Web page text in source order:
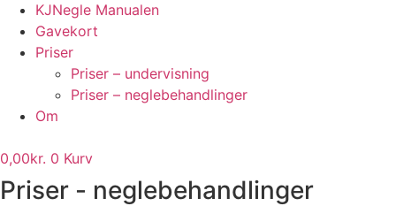
KJNegle Manualen
Gavekort
Priser
Priser – undervisning
Priser – neglebehandlinger
Om
0,00kr. 0 Kurv
Priser - neglebehandlinger